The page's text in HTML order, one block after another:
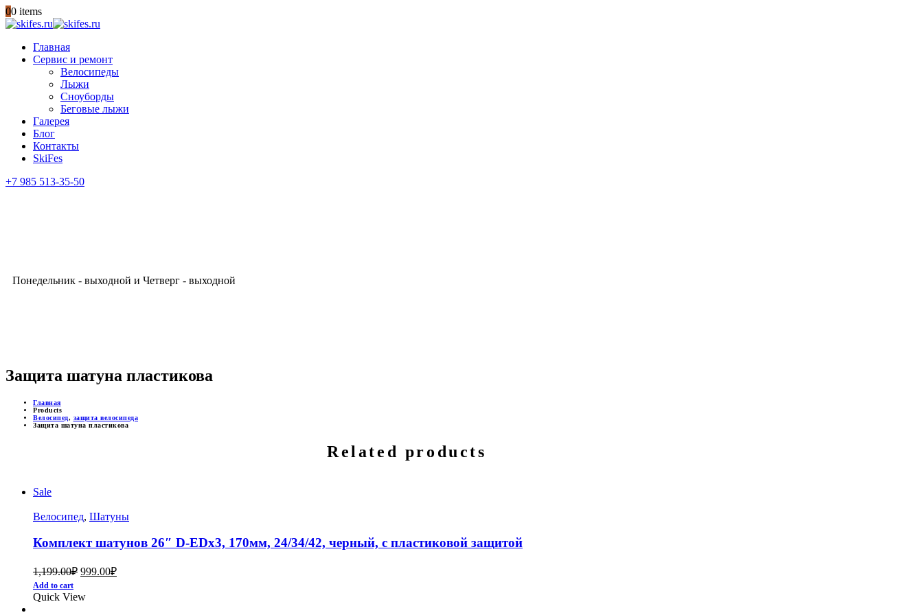
00 items
Главная
Сервис и ремонт
Велосипеды
Лыжи
Сноуборды
Беговые лыжи
Галерея
Блог
Контакты
SkiFes
+7 985 513-35-50
Понедельник - выходной и Четверг - выходной
Защита шатуна пластикова
Главная
Products
Велосипед, защита велосипеда
Защита шатуна пластикова
Related products
Sale
Велосипед, Шатуны
Комплект шатунов 26″ D-EDх3, 170мм, 24/34/42, черный, с пластиковой защитой
1,199.00₽ 999.00₽
Add to cart
Quick View